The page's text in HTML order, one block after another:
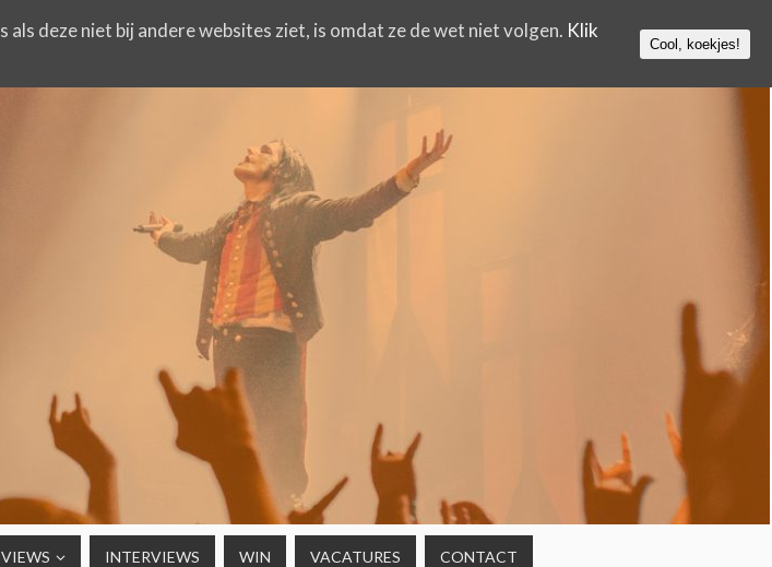
INTERVIEWS WIN VACATURES CONTACT
deze niet bij andere websites ziet, is omdat ze de wet niet volgen. Klik
Cool, koekjes!